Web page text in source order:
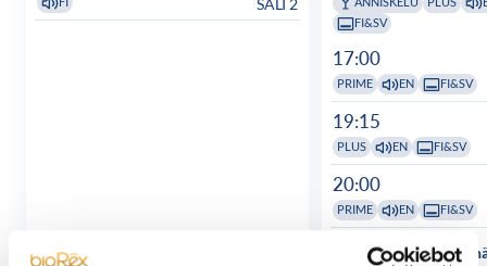
FI&SV
17:00
PRIME EN FI&SV
19:15
PLUS EN FI&SV
20:00
PRIME EN FI&SV
Katso kaikki